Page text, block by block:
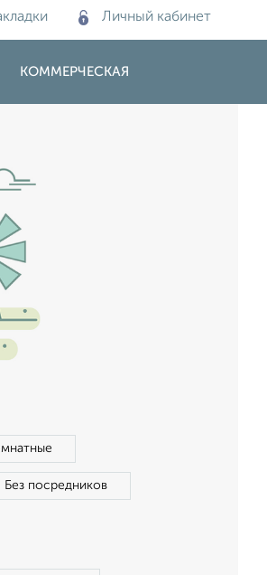
Личный кабинет
КОММЕРЧЕСКАЯ
Без посредников